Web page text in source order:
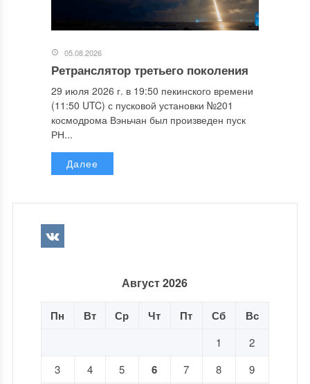
05.08.2026
Ретранслятор третьего поколения
29 июля 2026 г. в 19:50 пекинского времени
(11:50 UTC) с пусковой установки №201
космодрома Вэньчан был произведен пуск
РН...
Далее
Август 2026
Пн Вт Ср Чт Пт Сб Вс
1
2
3
4 5 6 7 8
9